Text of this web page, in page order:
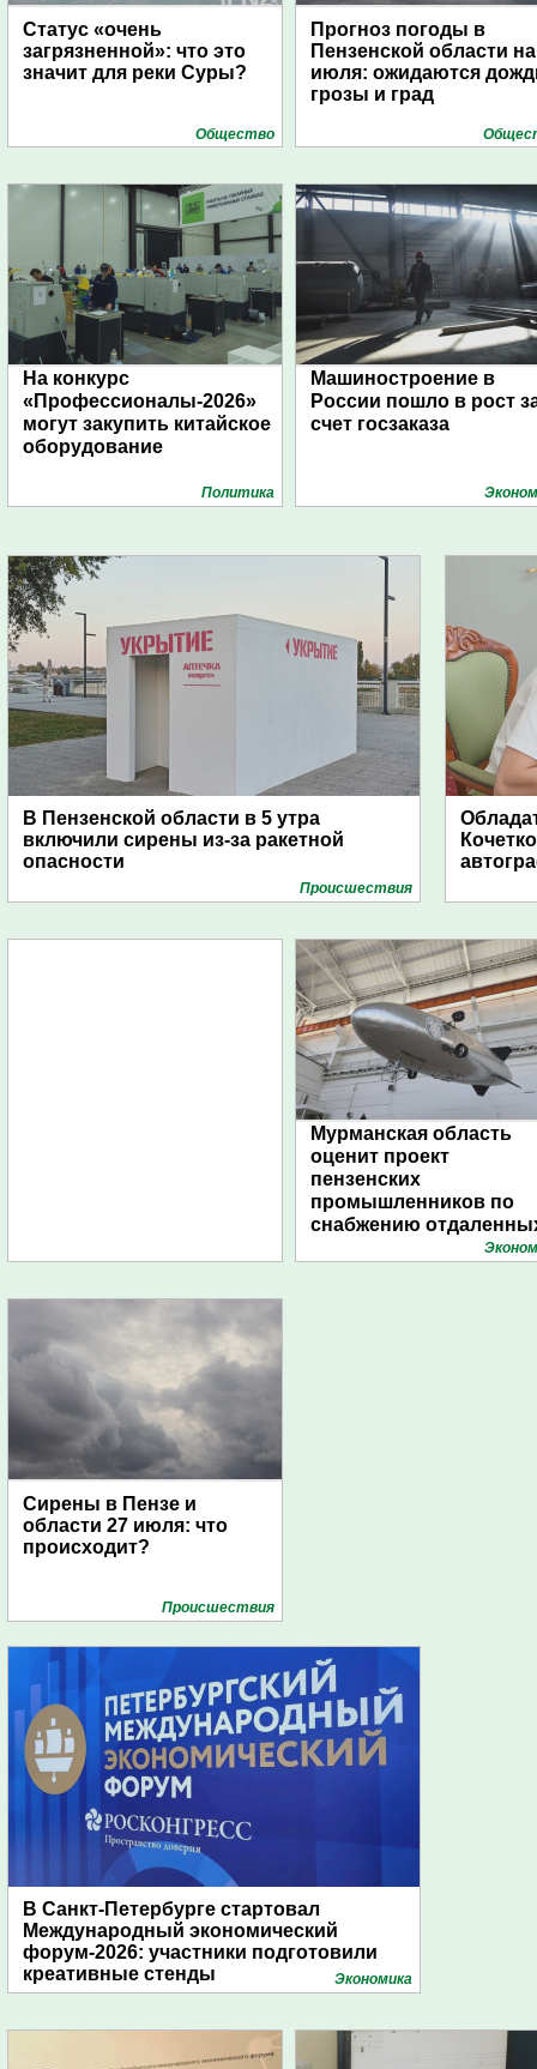
Статус «очень
загрязненной»: что это
значит для реки Суры?
Общество
Прогноз погоды в
Пензенской области
июля: ожидаются
грозы и град
На конкурс
«Профессионалы-2026»
могут закупить китайское
оборудование
Политика
Машиностроение в
России пошло в рост
счет госзаказа
В Пензенской области в 5 утра
включили сирены из-за ракетной
опасности
Проиcшествия
Мурманская область
оценит проект
пензенских
промышленников по
снабжению
поселений с помощью
Сирены в Пензе и
области 27 июля: что
происходит?
Проиcшествия
В Санкт-Петербурге стартовал
Международный экономический
форум-2026: участники подготовили
креативные стенды
Экономика